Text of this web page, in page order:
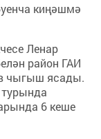
киңәшмә
Ленар
район ГАИ
чыгыш ясады.
6 кеше